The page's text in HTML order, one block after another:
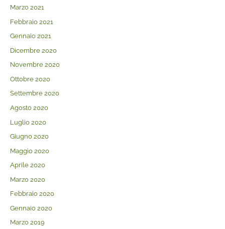
Marzo 2021
Febbraio 2021
Gennaio 2021
Dicembre 2020
Novembre 2020
Ottobre 2020
Settembre 2020
Agosto 2020
Luglio 2020
Giugno 2020
Maggio 2020
Aprile 2020
Marzo 2020
Febbraio 2020
Gennaio 2020
Marzo 2019